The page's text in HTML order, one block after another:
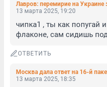
13 марта 2025, 19:20
чипка1 , ты как попугай
флаконе, сам сидишь
ОТВЕТИТЬ
13 марта 2025, 18:35